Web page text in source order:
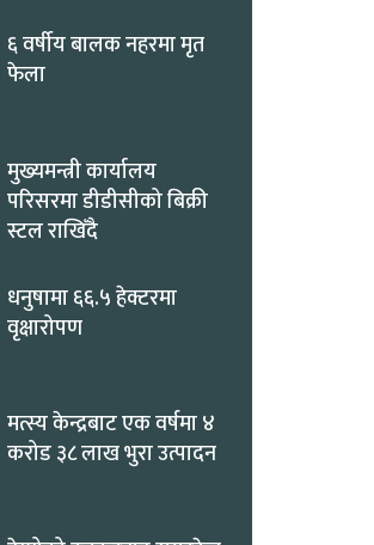
६ वर्षीय बालक नहरमा मृत
फेला
मुख्यमन्त्री कार्यालय
परिसरमा डीडीसीको बिक्री
स्टल राखिँदै
धनुषामा ६६.५ हेक्टरमा
वृक्षारोपण
मत्स्य केन्द्रबाट एक वर्षमा ४
करोड ३८ लाख भुरा उत्पादन